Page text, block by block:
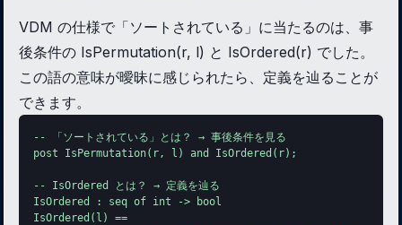
VDM の仕様で「ソートされている」に当たるのは、事
後条件の IsPermutation(r, l) と IsOrdered(r) でした。
この語の意味が曖昧に感じられたら、定義を辿ることが
できます。
-- 「ソートされている」とは？ → 事後条件を見る
post IsPermutation(r, l) and IsOrdered(r);
-- IsOrdered とは？ → 定義を辿る
IsOrdered : seq of int -> bool
IsOrdered(l) ==